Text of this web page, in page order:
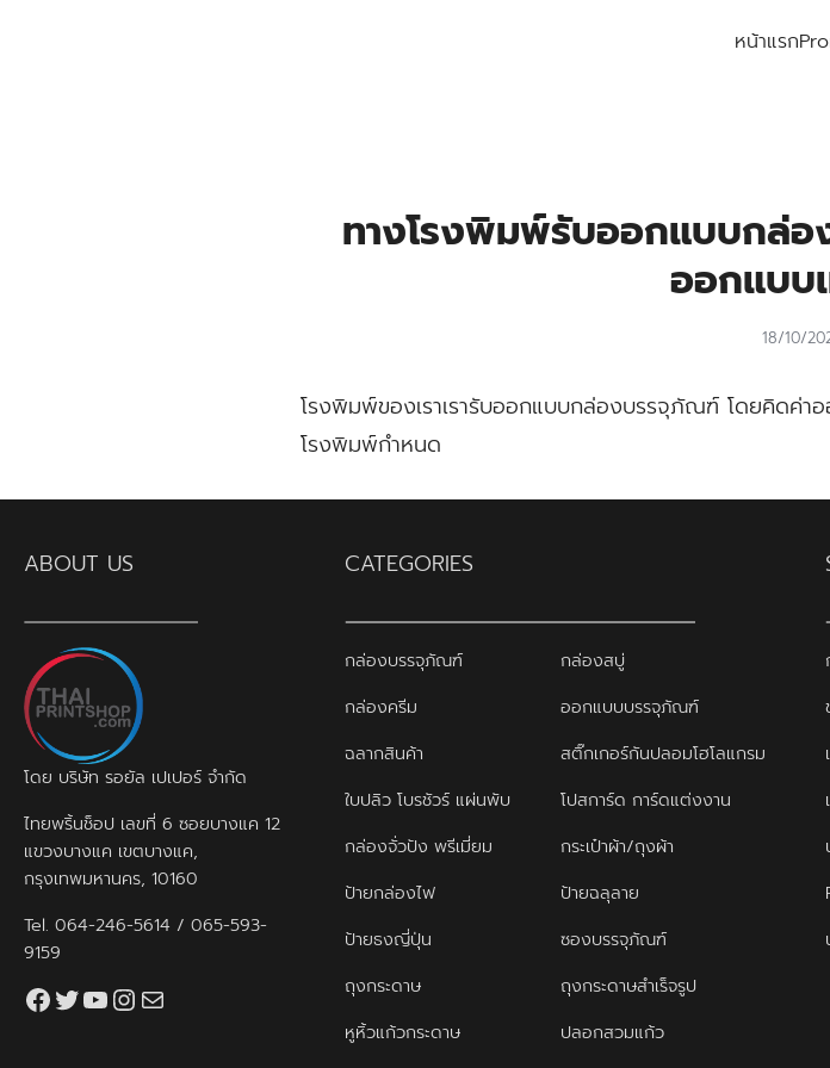
หน้าแรก
ทางโรงพิมพ์รับออกแบบกล่อ
ออกแบบ
18/10/
โรงพิมพ์ของเราเรารับออกแบบกล่องบรรจุภัณฑ์ โดยคิดค่า
โรงพิมพ์กำหนด
ABOUT US
โดย บริษัท รอยัล เปเปอร์ จำกัด
ไทยพริ้นช็อป เลขที่ 6 ซอยบางแค 12
แขวงบางแค เขตบางแค,
กรุงเทพมหานคร, 10160
Tel. 064-246-5614 / 065-593-
9159
Facebook
Twitter
YouTube
Instagram
thaiprintshop.aw@gmail.com
CATEGORIES
กล่องบรรจุภัณฑ์
กล่องสบู่
กล่องครีม
ออกแบบบรรจุภัณฑ์
ฉลากสินค้า
สติ๊กเกอร์กันปลอมโฮโลแกรม
ใบปลิว โบรชัวร์ แผ่นพับ
โปสการ์ด การ์ดแต่งงาน
กล่องจั่วปัง พรีเมี่ยม
กระเป๋าผ้า/ถุงผ้า
ป้ายกล่องไฟ
ป้ายฉลุลาย
ป้ายธงญี่ปุ่น
ซองบรรจุภัณฑ์
ถุงกระดาษ
ถุงกระดาษสำเร็จรูป
หูหิ้วแก้วกระดาษ
ปลอกสวมแก้ว